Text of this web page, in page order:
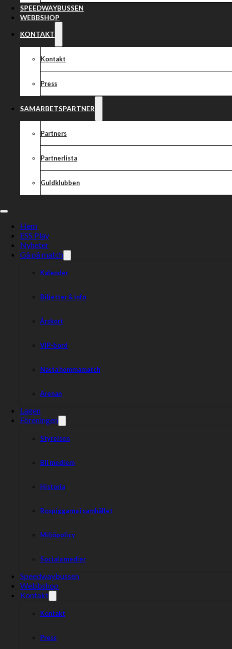
SPEEDWAYBUSSEN
WEBBSHOP
KONTAKT
Kontakt
Press
SAMARBETSPARTNER
Partners
Partnerlista
Guldklubben
Hem
ESS Play
Nyheter
Gå på match
Kalender
Biljetter & info
Årskort
VIP-bord
Nästa hemmamatch
Arenan
Lagen
Föreningen
Styrelsen
Bli medlem
Historia
Rospiggarna i samhället
Miljöpolicy
Sociala medier
Speedwaybussen
Webbshop
Kontakt
Kontakt
Press
Lejonen ställer upp:
2. Rohan Tungate
4. Mathias Thörnblom
6. Linus Eklöf
Lagledare: Anders Fröjd & Mikael Holmstrand
https://secure.tickster.com/sv/yf0b1776navlftw/products
Dela nyheten: